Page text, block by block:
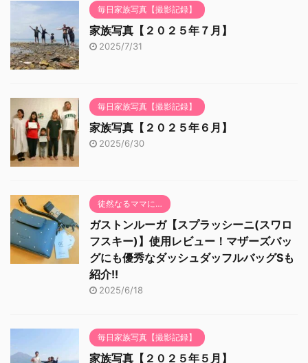
毎日家族写真【撮影記録】
家族写真【２０２５年７月】
2025/7/31
毎日家族写真【撮影記録】
家族写真【２０２５年６月】
2025/6/30
徒然なるママに…
ガストンルーガ【スプラッシーニ(スワロ
フスキー)】使用レビュー！マザーズバッ
グにも優秀なダッシュダッフルバッグSも
紹介!!
2025/6/18
毎日家族写真【撮影記録】
家族写真【２０２５年５月】